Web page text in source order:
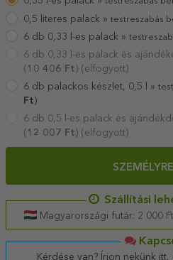
0,5 literes palack » testreszabás
6 db 0,33 l-es palack »
6 db 0,33 l-es palack és
( 10 406 Ft ) (elfogyott)
6 db palackos készlet, 0,5 l »
Ft )
6 db 0,5 l-es palack és
( 12 007 Ft ) (elfogyott)
Szállítási
Magyarországi futár: 2 000 Ft
Kérdése van? Írjon nekünk